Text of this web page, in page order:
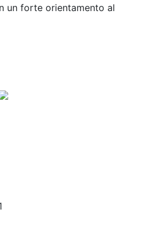
un forte orientamento al